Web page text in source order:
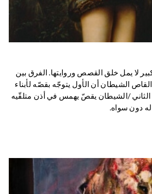
لا يمل خلق القصص وروايتها. الفرق بين
الشيطان أن الأول يتوجّه بقصّه لأبناء
الثاني /الشيطان يقصّ يهمس في أذن متلقّيه
دون سواه.